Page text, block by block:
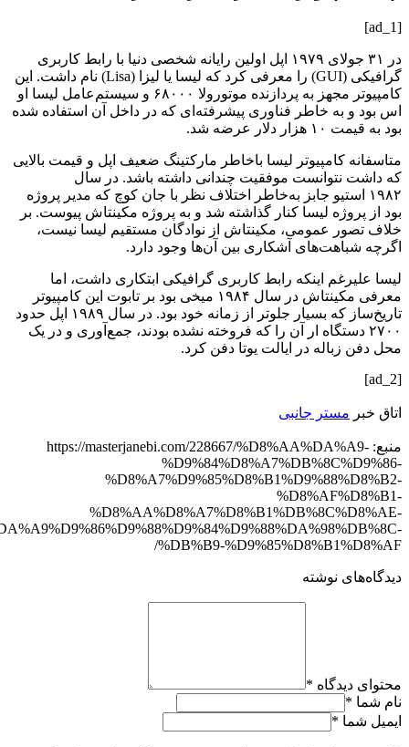
[ad_1]
در ۳۱ جولای ۱۹۷۹ اپل اولین رایانه شخصی دنیا با رابط کاربری
گرافیکی (GUI) را معرفی کرد که لیسا یا لیزا (Lisa) نام داشت. این
کامپیوتر مجهز به پردازنده موتورولا ۶۸۰۰۰ و سیستم‌عامل لیسا او
اس بود و به خاطر فناوری پیشرفته‌ای که در داخل آن استفاده شده
بود به قیمت ۱۰ هزار دلار عرضه شد.
متاسفانه کامپیوتر لیسا با‌خاطر مارکتینگ ضعیف اپل و قیمت بالایی
که داشت نتوانست موفقیت چندانی داشته باشد. در سال
۱۹۸۲ استیو جابز به‌خاطر اختلاف نظر با جان کوچ که مدیر پروژه
بود از پروژه لیسا کنار گذاشته‌ شد و به پروژه مکینتاش پیوست. بر
خلاف تصور عمومی، مکینتاش از نوادگان مستقیم لیسا نیست،
اگرچه شباهت‌های آشکاری بین آن‌ها وجود دارد.
لیسا علیرغم اینکه رابط کاربری گرافیکی ابتکاری داشت، اما
معرفی مکینتاش در سال ۱۹۸۴ میخی بود بر تابوت این کامپیوتر
تاریخ‌ساز که بسیار جلوتر از زمانه خود بود. در سال ۱۹۸۹ اپل حدود
۲۷۰۰ دستگاه ار آن را که فروخته نشده بودند، جمع‌آوری و در یک
محل دفن زباله در ایالت یوتا دفن کرد.
[ad_2]
اتاق خبر مستر جانبی
منبع: https://masterjanebi.com/228667/%D8%AA%DA%A9-
%D9%84%D8%A7%DB%8C%D9%86-
%D8%A7%D9%85%D8%B1%D9%88%D8%B2-
%D8%AF%D8%B1-
%D8%AA%D8%A7%D8%B1%DB%8C%D8%AE-
%DB%B9-%D9%85%D8%B1%D8%AF/
دیدگاه‌های نوشته
محتوای دیدگاه *
نام شما *
ایمیل شما *